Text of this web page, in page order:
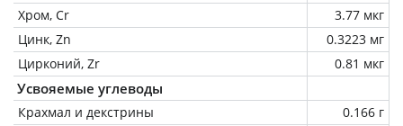
Хром, Cr
3.77 мкг
Цинк, Zn
0.3223 мг
Цирконий, Zr
0.81 мкг
Усвояемые углеводы
Крахмал и декстрины
0.166 г